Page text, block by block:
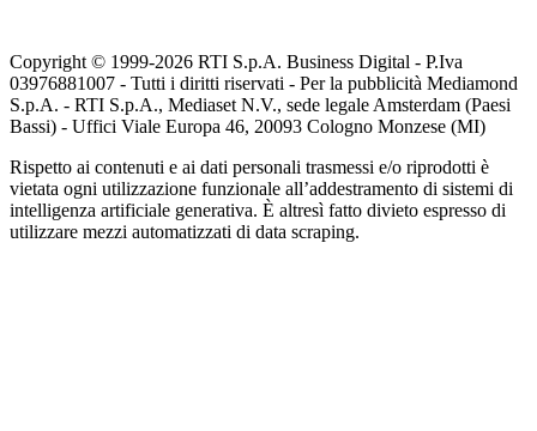
Copyright © 1999-2026 RTI S.p.A. Business Digital - P.Iva
03976881007 - Tutti i diritti riservati - Per la pubblicità Mediamond
S.p.A. - RTI S.p.A., Mediaset N.V., sede legale Amsterdam (Paesi
Bassi) - Uffici Viale Europa 46, 20093 Cologno Monzese (MI)
Rispetto ai contenuti e ai dati personali trasmessi e/o riprodotti è
vietata ogni utilizzazione funzionale all’addestramento di sistemi di
intelligenza artificiale generativa. È altresì fatto divieto espresso di
utilizzare mezzi automatizzati di data scraping.